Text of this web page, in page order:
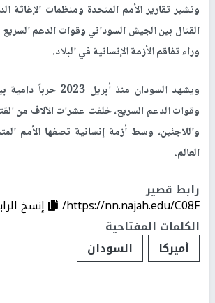
وتشير تقارير الأمم المتحدة ومنظمات الإغاثة
القتال بين الجيش السوداني وقوات الدعم السريع
وراء تفاقم الأزمة الإنسانية في البلاد.
ويشهد السودان منذ
وقوات الدعم السريع، خلفت عشرات الآلاف من
واللاجئين، وسط أزمة إنسانية تصفها الأمم
العالم.
رابط قصير
https://nn.najah.edu/C08F/
إنسخ
الكلمات المفتاحية
أميركا
السودان